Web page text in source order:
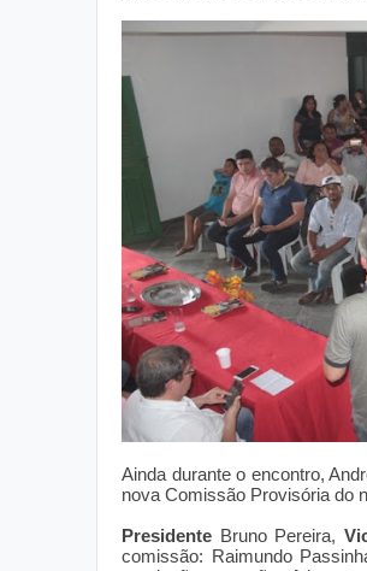
Ainda durante o encontro,
nova Comissão Provisória do
Presidente Bruno Pereira,
comissão: Raimundo